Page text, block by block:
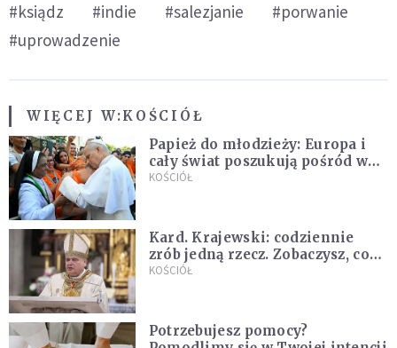
#ksiądz #indie #salezjanie
#porwanie
#uprowadzenie
WIĘCEJ W:KOŚCIÓŁ
Papież do młodzieży: Europa i
cały świat poszukują pośród was
nowych świętych
KOŚCIÓŁ
Kard. Krajewski: codziennie
zrób jedną rzecz. Zobaczysz, co
stanie się z twoim życiem
KOŚCIÓŁ
Potrzebujesz pomocy?